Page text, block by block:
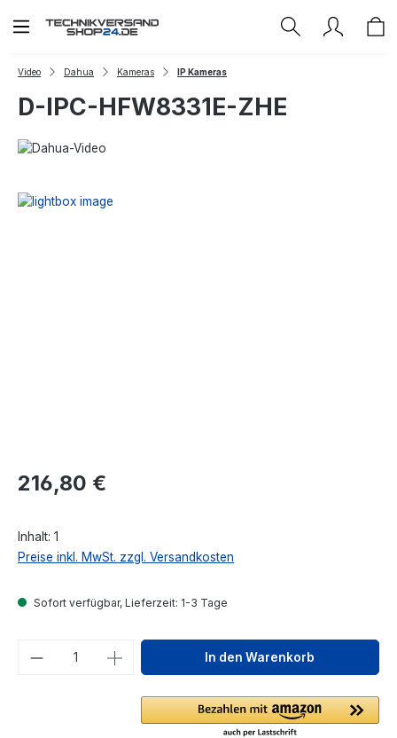
Zum Hauptinhalt springen
Video Dahua Kameras IP Kameras
D-IPC-HFW8331E-ZHE
Regulärer Preis:
216,80 €
Inhalt: 1
Preise inkl. MwSt. zzgl. Versandkosten
Sofort verfügbar, Lieferzeit: 1-3 Tage
Produkt Anzahl: Gib denIn den Warenkorb